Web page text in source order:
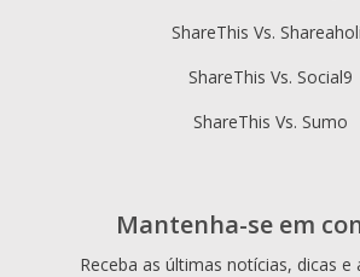
ShareThis Vs.
ShareThis Vs. Social9
ShareThis Vs. Sumo
Mantenha-se em
Receba as últimas notícias, dicas e